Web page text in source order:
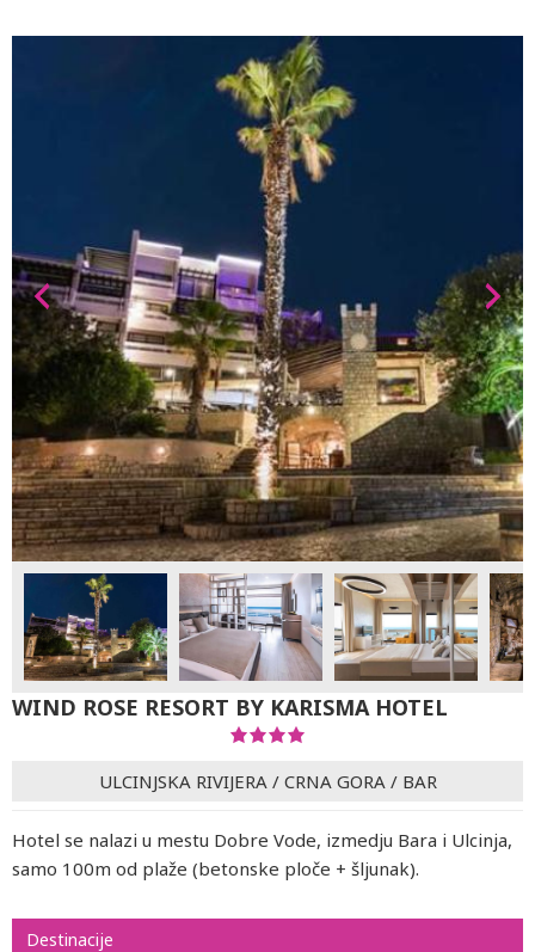
WIND ROSE RESORT BY KARISMA HOTEL
ULCINJSKA RIVIJERA / CRNA GORA / BAR
Hotel se nalazi u mestu Dobre Vode, izmedju Bara i Ulcinja,
samo 100m od plaže (betonske ploče + šljunak).
Destinacije